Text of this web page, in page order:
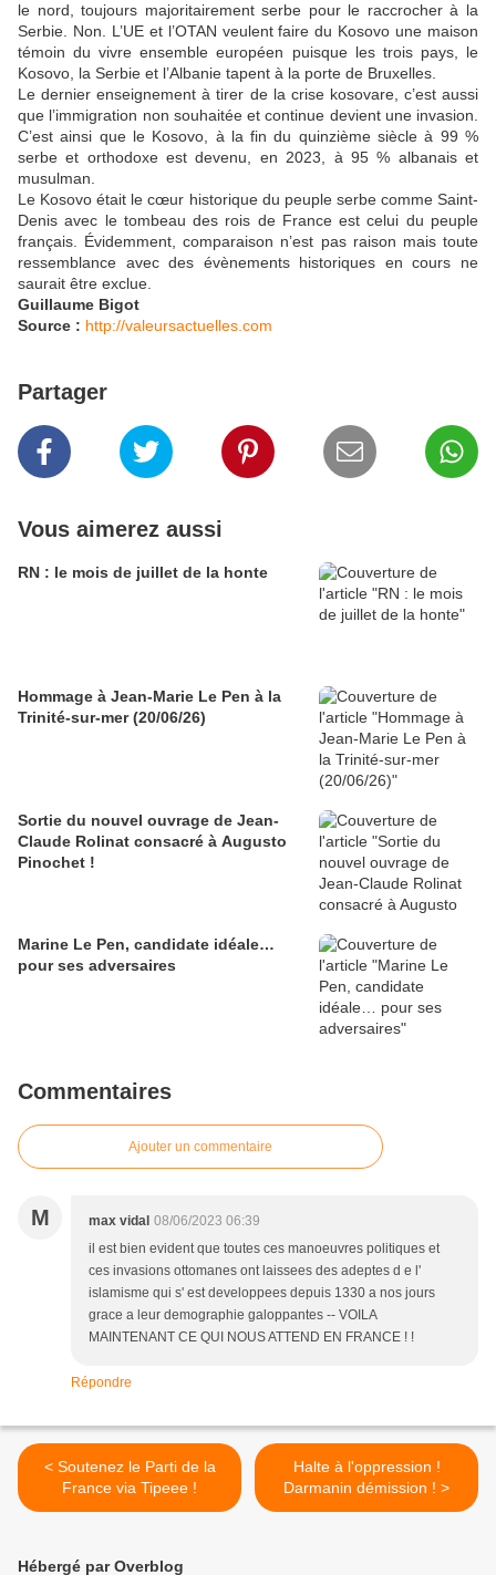
le nord, toujours majoritairement serbe pour le raccrocher à la
Serbie. Non. L’UE et l’OTAN veulent faire du Kosovo une maison
témoin du vivre ensemble européen puisque les trois pays, le
Kosovo, la Serbie et l’Albanie tapent à la porte de Bruxelles.
Le dernier enseignement à tirer de la crise kosovare, c’est aussi
que l’immigration non souhaitée et continue devient une invasion.
C’est ainsi que le Kosovo, à la fin du quinzième siècle à 99 %
serbe et orthodoxe est devenu, en 2023, à 95 % albanais et
musulman.
Le Kosovo était le cœur historique du peuple serbe comme Saint-
Denis avec le tombeau des rois de France est celui du peuple
français. Évidemment, comparaison n’est pas raison mais toute
ressemblance avec des évènements historiques en cours ne
saurait être exclue.
Guillaume Bigot
Source : http://valeursactuelles.com
Partager
Vous aimerez aussi
RN : le mois de juillet de la honte
Hommage à Jean-Marie Le Pen à la
Trinité-sur-mer (20/06/26)
Sortie du nouvel ouvrage de Jean-
Claude Rolinat consacré à Augusto
Pinochet !
Marine Le Pen, candidate idéale…
pour ses adversaires
Commentaires
Ajouter un commentaire
M max vidal 08/06/2023 06:39
il est bien evident que toutes ces manoeuvres politiques et
ces invasions ottomanes ont laissees des adeptes d e l'
islamisme qui s' est developpees depuis 1330 a nos jours
grace a leur demographie galoppantes -- VOILA
MAINTENANT CE QUI NOUS ATTEND EN FRANCE ! !
Répondre
< Soutenez le Parti de la
France via Tipeee !
Halte à l'oppression !
Darmanin démission ! >
Hébergé par Overblog